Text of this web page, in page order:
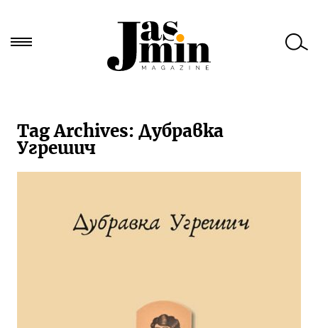
за:Tag Archives: Дубравка
Угрешич